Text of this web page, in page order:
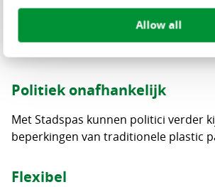
Allow all
De voordelen van
rijtje:
Politiek onafhankelijk
Met Stadspas kunnen politici verder
beperkingen van traditionele plastic
Flexibel